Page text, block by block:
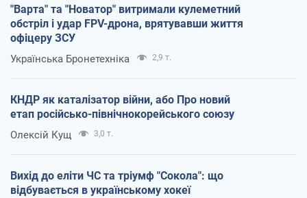
"Варта" та "Новатор" витримали кулеметний
обстріл і удар FPV-дрона, врятувавши життя
офіцеру ЗСУ
Українська Бронетехніка 2,9 т.
КНДР як каталізатор війни, або Про новий
етап російсько-північнокорейського союзу
Олексій Кущ 3,0 т.
Вихід до еліти ЧС та тріумф "Сокола": що
відбувається в українському хокеї